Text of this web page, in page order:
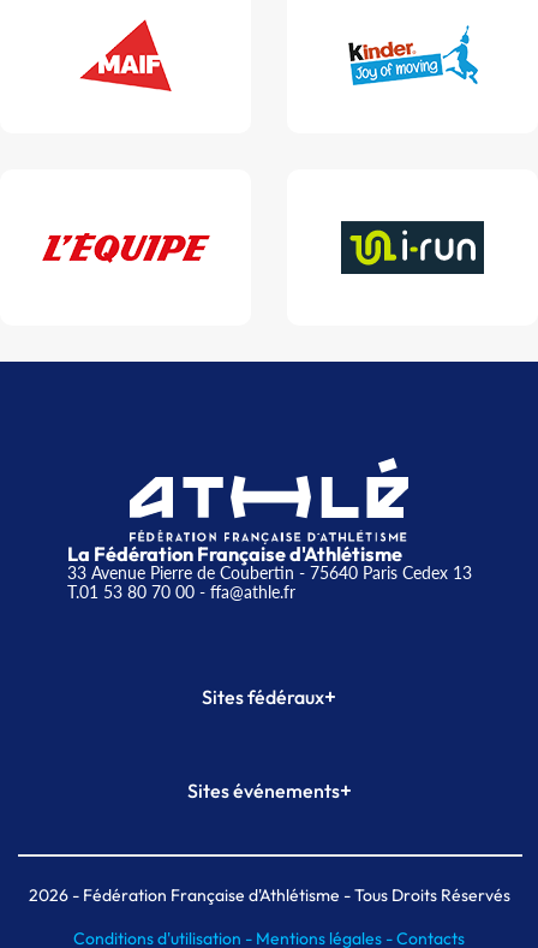
La Fédération Française d'Athlétisme
33 Avenue Pierre de Coubertin - 75640 Paris Cedex 13
T.01 53 80 70 00- ffa@athle.fr
Sites fédéraux+
Plateforme Formation
Sites événements+
Meeting de Paris indoor
MAIF Ekiden de Paris
2026- Fédération Française d'Athlétisme - Tous Droits Réservés
Conditions d'utilisation - Mentions légales -Contacts